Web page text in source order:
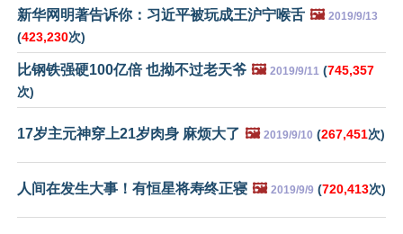
新华网明著告诉你：习近平被玩成王沪宁喉舌 🖼️ 2019/9/13
(423,230次)
比钢铁强硬100亿倍 也拗不过老天爷 🖼️ 2019/9/11 (745,357
次)
17岁主元神穿上21岁肉身 麻烦大了 🖼️ 2019/9/10 (267,451次)
人间在发生大事！有恒星将寿终正寝 🖼️ 2019/9/9 (720,413次)